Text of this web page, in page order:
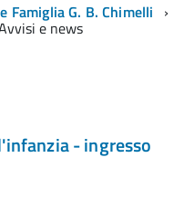
Famiglia G. B. Chimelli
e news
- ingresso